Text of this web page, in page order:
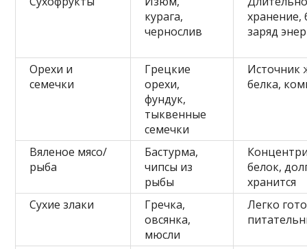
курага,
чернослив
хранение,
заряд
Орехи и
семечки
Грецкие
орехи,
фундук,
тыквенные
семечки
Источник
белка,
Вяленое мясо/
рыба
Бастурма,
чипсы из
рыбы
белок,
хранится
Сухие злаки
Гречка,
овсянка,
мюсли
Легко